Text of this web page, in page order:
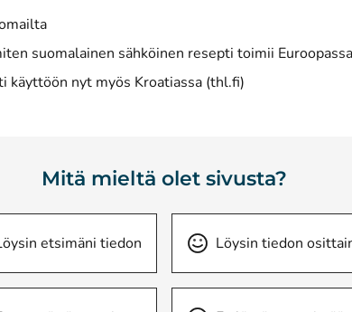
suomalainen sähköinen resepti toimii Euroopassa
käyttöön nyt myös Kroatiassa(avautuu uuteen
(thl.fi)
Mitä mieltä olet sivusta?
etsimäni tiedon Löysin tiedon